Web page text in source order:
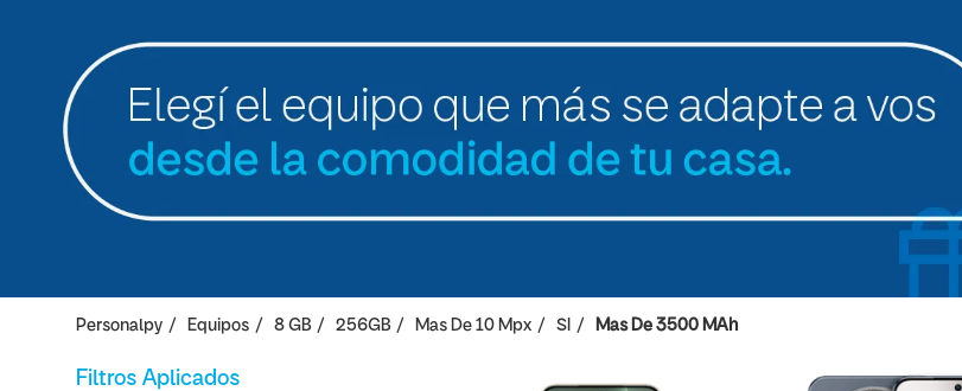
Personalpy Equipos 8 GB 256GB Mas De 10 Mpx SI Mas De 3500 MAh
Filtros Aplicados